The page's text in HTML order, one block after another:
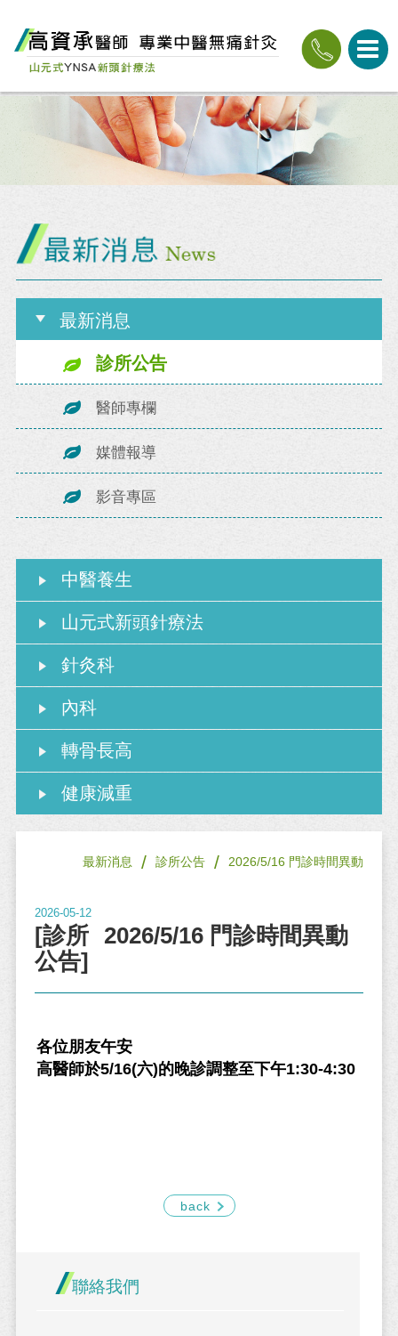
最新消息
診所公告
醫師專欄
媒體報導
影音專區
中醫養生
山元式新頭針療法
針灸科
內科
轉骨長高
健康減重
最新消息 / 診所公告 / 2026/5/16 門診時間異動
2026-05-12
[診所
公告]
2026/5/16 門診時間異動
各位朋友午安
高醫師於5/16(六)的晚診調整至下午1:30-4:30
back
聯絡我們